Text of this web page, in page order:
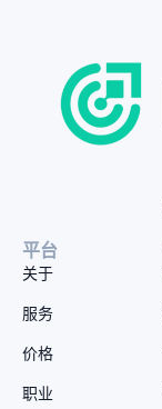
平台
关于
服务
价格
职业